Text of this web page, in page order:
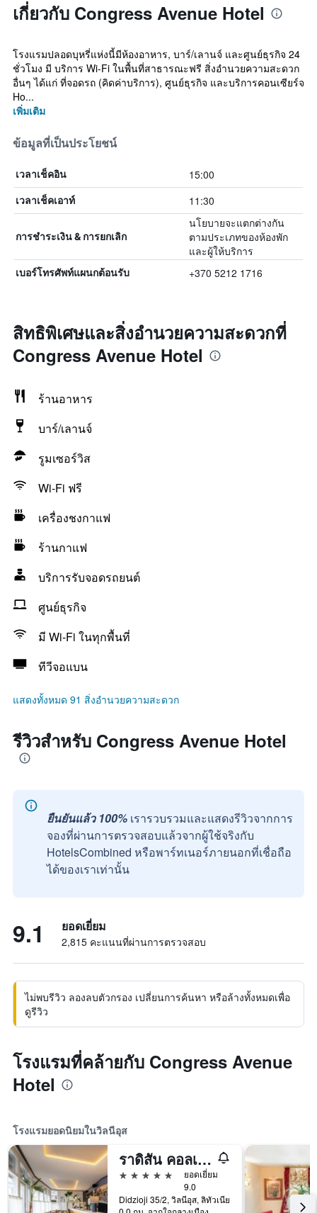
เกี่ยวกับ Congress Avenue Hotel
โรงแรมปลอดบุหรี่แห่งนี้มีห้องอาหาร, บาร์/เลานจ์ และศูนย์ธุรกิจ 24
ชั่วโมง มี บริการ Wi-Fi ในพื้นที่สาธารณะฟรี สิ่งอำนวยความสะดวก
อื่นๆ ได้แก่ ที่จอดรถ (คิดค่าบริการ), ศูนย์ธุรกิจ และบริการคอนเซียร์จ
Ho...
เพิ่มเติม
ข้อมูลที่เป็นประโยชน์
เวลาเช็คอิน 15:00
เวลาเช็คเอาท์ 11:30
การชำระเงิน & การยกเลิก
นโยบายจะแตกต่างกัน
ตามประเภทของห้องพัก
และผู้ให้บริการ
เบอร์โทรศัพท์แผนกต้อนรับ +370 5212 1716
สิทธิพิเศษและสิ่งอำนวยความสะดวกที่
Congress Avenue Hotel
ร้านอาหาร
บาร์/เลานจ์
รูมเซอร์วิส
Wi-Fi ฟรี
เครื่องชงกาแฟ
ร้านกาแฟ
บริการรับจอดรถยนต์
ศูนย์ธุรกิจ
มี Wi-Fi ในทุกพื้นที่
ทีวีจอแบน
แสดงทั้งหมด 91 สิ่งอำนวยความสะดวก
รีวิวสำหรับ Congress Avenue Hotel
ยืนยันแล้ว 100% เรารวบรวมและแสดงรีวิวจากการ
จองที่ผ่านการตรวจสอบแล้วจากผู้ใช้จริงกับ
HotelsCombined หรือพาร์ทเนอร์ภายนอกที่เชื่อถือ
ได้ของเราเท่านั้น
9.1 ยอดเยี่ยม
2,815 คะแนนที่ผ่านการตรวจสอบ
ไม่พบรีวิว ลองลบตัวกรอง เปลี่ยนการค้นหา หรือล้างทั้งหมดเพื่อ
ดูรีวิว
โรงแรมที่คล้ายกับ Congress Avenue
Hotel
โรงแรมยอดนิยมในวิลนีอุส
ราดิสัน คอลเล็กชัน อสเตอริยา โรงแรม, วิลนีอุส
5 ดาว
ยอดเยี่ยม
9.0
Didzioji 35/2, วิลนีอุส, ลิทัวเนีย